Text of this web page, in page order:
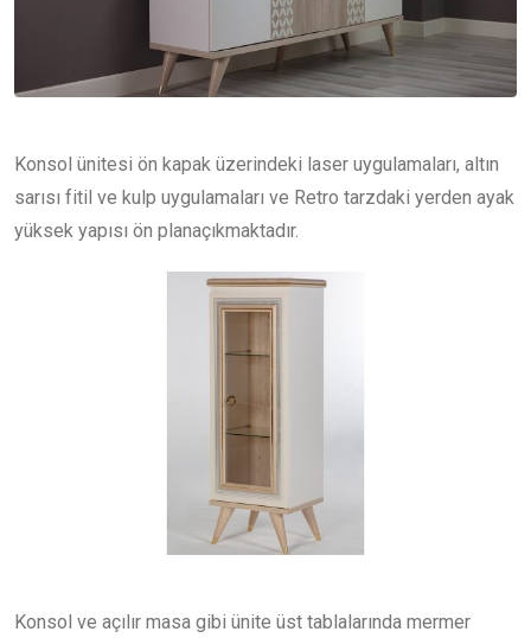
Konsol ünitesi ön kapak üzerindeki laser uygulamaları, altın
sarısı fitil ve kulp uygulamaları ve Retro tarzdaki yerden ayak
yüksek yapısı ön planaçıkmaktadır.
Konsol ve açılır masa gibi ünite üst tablalarında mermer